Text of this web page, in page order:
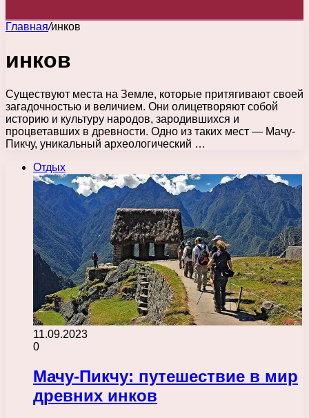
Главная/инков
инков
Существуют места на Земле, которые притягивают своей
загадочностью и величием. Они олицетворяют собой
историю и культуру народов, зародившихся и
процветавших в древности. Одно из таких мест — Мачу-
Пикчу, уникальный археологический …
Отдых
11.09.2023
0
Мачу-Пикчу: путешествие в мир
древних инков